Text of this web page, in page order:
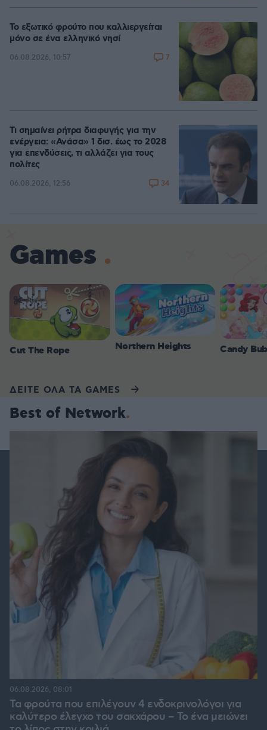
Το εξωτικό φρούτο που καλλιεργείται
μόνο σε ένα ελληνικό νησί
06.08.2026, 10:57 7
Τι σημαίνει ρήτρα διαφυγής για την
ενέργεια: «Ανάσα» 1 δισ. έως το 2028
για επενδύσεις, τι αλλάζει για τους
πολίτες
06.08.2026, 12:56 34
Games
Cut The Rope Northern Heights Candy
ΔΕΙΤΕ ΟΛΑ ΤΑ GAMES
Best of Network
Τα φρούτα που επιλέγουν 4 ενδοκρινολόγοι για
καλύτερο έλεγχο του σακχάρου – Το ένα μειώνει
06.08.2026, 08:01